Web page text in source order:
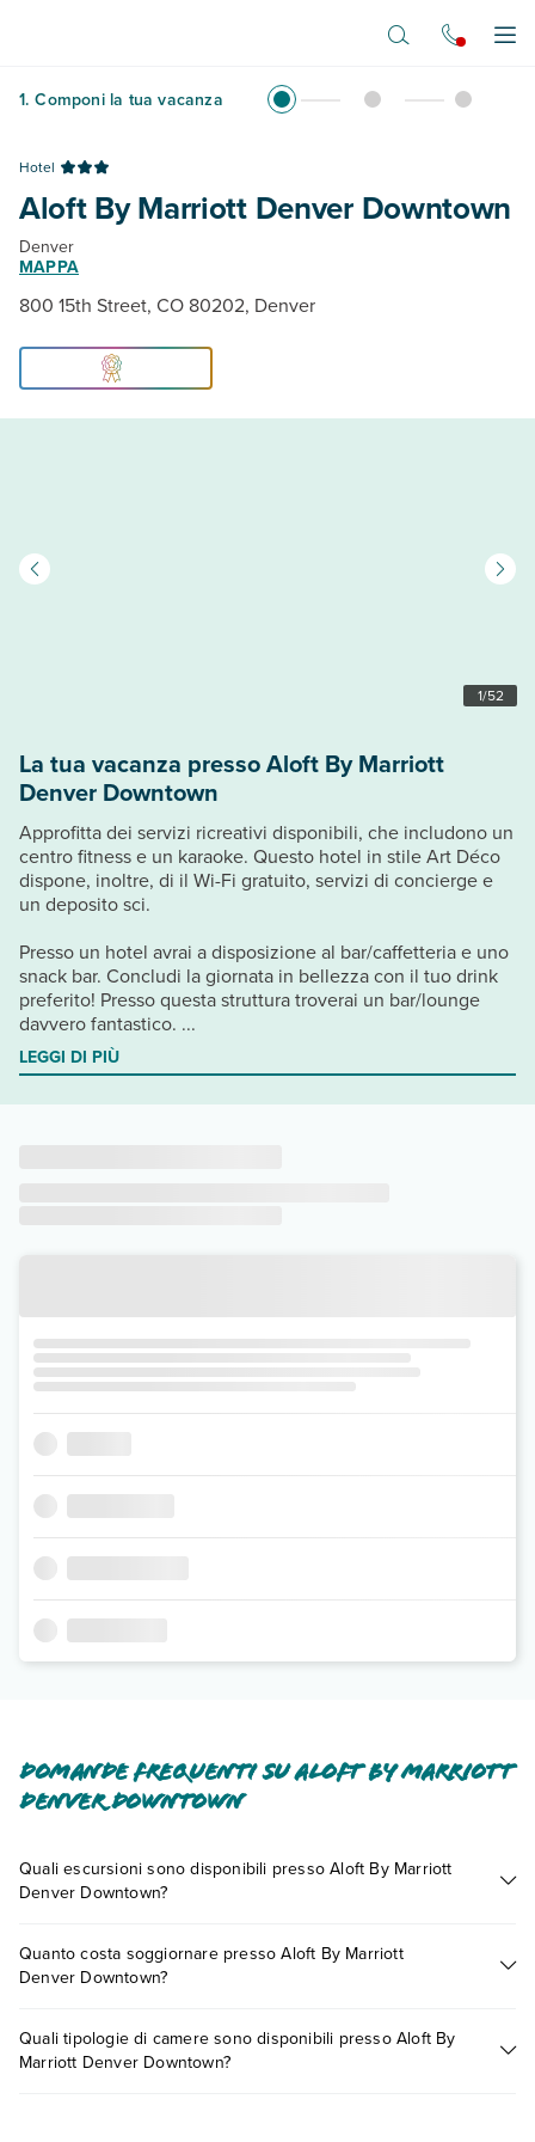
1. Componi la tua vacanza
Hotel
Aloft By Marriott Denver Downtown
Denver
MAPPA
800 15th Street, CO 80202, Denver
1/52
La tua vacanza presso Aloft By Marriott
Denver Downtown
Approfitta dei servizi ricreativi disponibili, che includono un
centro fitness e un karaoke. Questo hotel in stile Art Déco
dispone, inoltre, di il Wi-Fi gratuito, servizi di concierge e
un deposito sci.
Presso un hotel avrai a disposizione al bar/caffetteria e uno
snack bar. Concludi la giornata in bellezza con il tuo drink
preferito! Presso questa struttura troverai un bar/lounge
davvero fantastico. ...
LEGGI DI PIÙ
Domande frequenti su Aloft By Marriott
Denver Downtown
Quali escursioni sono disponibili presso Aloft By Marriott
Denver Downtown?
presso Aloft By Marriott Denver Downtown. Scoprile tutte
nella sezione dedicata
Quanto costa soggiornare presso Aloft By Marriott
Denver Downtown?
variare in base a vari fattori (per es. date, condizioni dell'hotel,
ecc). Per consultare i prezzi, compila il motore di ricerca e
Quali tipologie di camere sono disponibili presso Aloft By
Marriott Denver Downtown?